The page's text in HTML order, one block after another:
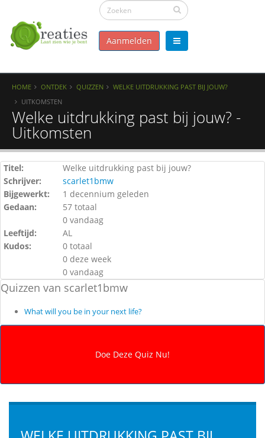
Aanmelden
HOME ONTDEK QUIZZEN
WELKE UITDRUKKING PAST BIJ JOUW?
UITKOMSTEN
Welke uitdrukking past bij jouw? -
Uitkomsten
Titel:
Welke uitdrukking past bij jouw?
Schrijver:
scarlet1bmw
Bijgewerkt:
1 decennium geleden
Gedaan:
57 totaal
0 vandaag
Leeftijd:
AL
Kudos:
0 totaal
0 deze week
0 vandaag
Quizzen van scarlet1bmw
What will you be in your next life?